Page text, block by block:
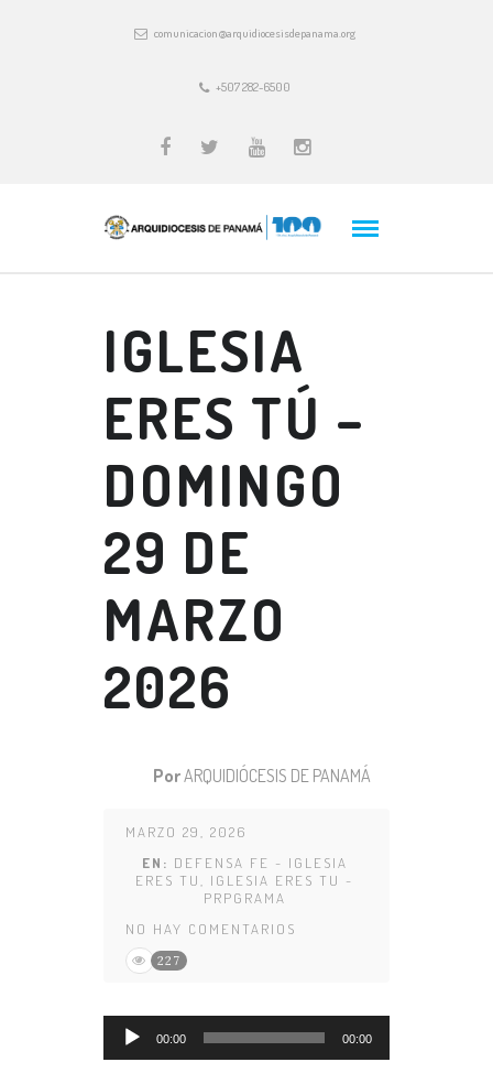
comunicacion@arquidiocesisdepanama.org
+507 282-6500
IGLESIA
ERES TÚ –
DOMINGO
29 DE
MARZO
2026
PorARQUIDIÓCESIS DE PANAMÁ
MARZO 29, 2026
EN: DEFENSA FE - IGLESIA
ERES TU
IGLESIA ERES TU -
PRPGRAMA
NO HAY COMENTARIOS
227
Reproductor
00:00 00:00